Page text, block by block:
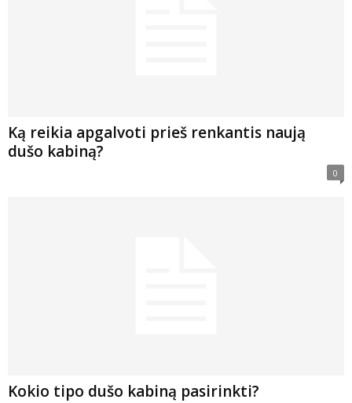
Ką reikia apgalvoti prieš renkantis naują
dušo kabiną?
0
Kokio tipo dušo kabiną pasirinkti?